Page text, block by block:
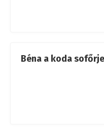
Béna a koda